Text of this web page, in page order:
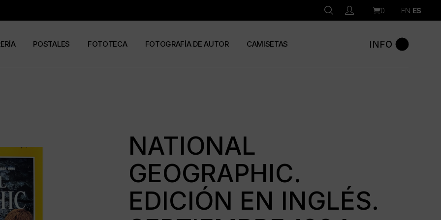
0 EN ES
POSTALES FOTOTECA FOTOGRAFÍA DE AUTOR CAMISETAS INFO
NATIONAL
GEOGRAPHIC.
EDICIÓN EN INGLÉS.